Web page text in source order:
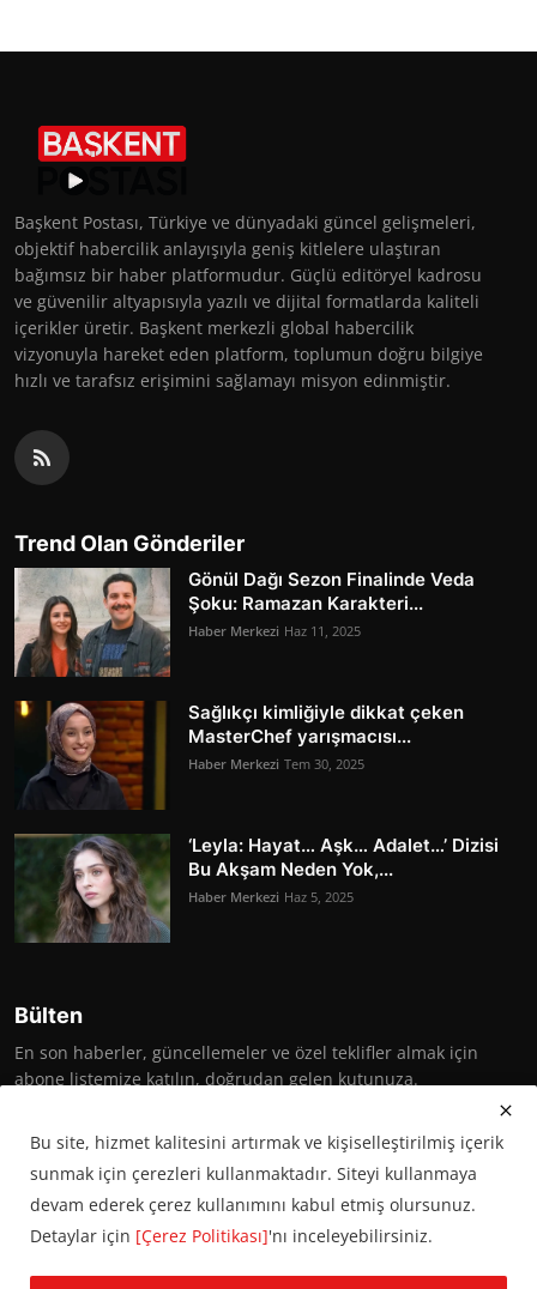
Başkent Postası, Türkiye ve dünyadaki güncel gelişmeleri,
objektif habercilik anlayışıyla geniş kitlelere ulaştıran
bağımsız bir haber platformudur. Güçlü editöryel kadrosu
ve güvenilir altyapısıyla yazılı ve dijital formatlarda kaliteli
içerikler üretir. Başkent merkezli global habercilik
vizyonuyla hareket eden platform, toplumun doğru bilgiye
hızlı ve tarafsız erişimini sağlamayı misyon edinmiştir.
Trend Olan Gönderiler
Gönül Dağı Sezon Finalinde Veda
Şoku: Ramazan Karakteri...
Haber Merkezi Haz 11, 2025
Sağlıkçı kimliğiyle dikkat çeken
MasterChef yarışmacısı...
Haber Merkezi Tem 30, 2025
‘Leyla: Hayat… Aşk… Adalet…’ Dizisi
Bu Akşam Neden Yok,...
Haber Merkezi Haz 5, 2025
Bülten
En son haberler, güncellemeler ve özel teklifler almak için
abone listemize katılın, doğrudan gelen kutunuza.
Abone Ol
Bu site, hizmet kalitesini artırmak ve kişiselleştirilmiş içerik
sunmak için çerezleri kullanmaktadır. Siteyi kullanmaya
devam ederek çerez kullanımını kabul etmiş olursunuz.
Detaylar için [Çerez Politikası]'nı inceleyebilirsiniz.